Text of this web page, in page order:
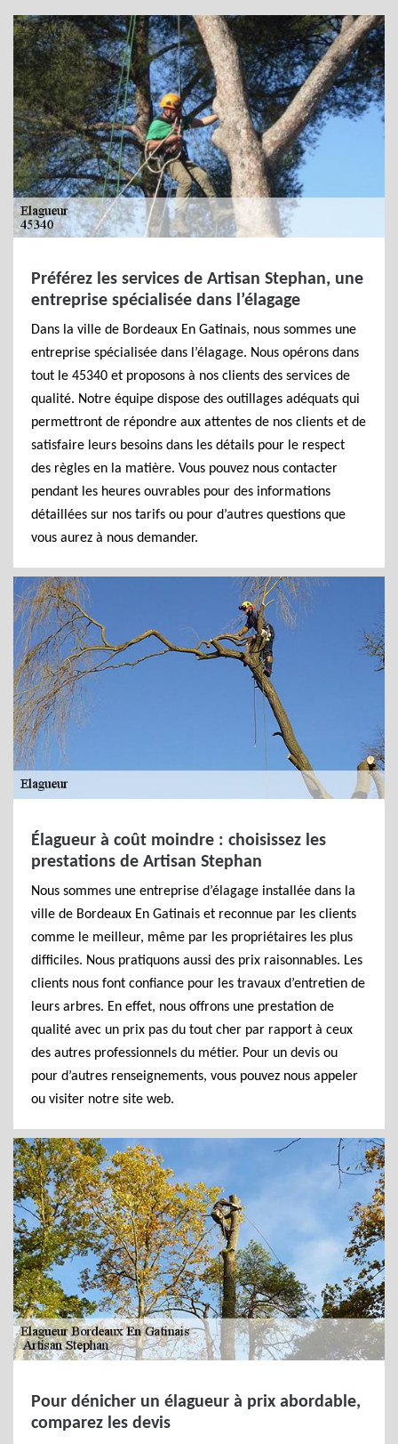
Préférez les services de Artisan Stephan, une
entreprise spécialisée dans l’élagage
Dans la ville de Bordeaux En Gatinais, nous sommes une
entreprise spécialisée dans l’élagage. Nous opérons dans
tout le 45340 et proposons à nos clients des services de
qualité. Notre équipe dispose des outillages adéquats qui
permettront de répondre aux attentes de nos clients et de
satisfaire leurs besoins dans les détails pour le respect
des règles en la matière. Vous pouvez nous contacter
pendant les heures ouvrables pour des informations
détaillées sur nos tarifs ou pour d’autres questions que
vous aurez à nous demander.
Élagueur à coût moindre : choisissez les
prestations de Artisan Stephan
Nous sommes une entreprise d’élagage installée dans la
ville de Bordeaux En Gatinais et reconnue par les clients
comme le meilleur, même par les propriétaires les plus
difficiles. Nous pratiquons aussi des prix raisonnables. Les
clients nous font confiance pour les travaux d’entretien de
leurs arbres. En effet, nous offrons une prestation de
qualité avec un prix pas du tout cher par rapport à ceux
des autres professionnels du métier. Pour un devis ou
pour d’autres renseignements, vous pouvez nous appeler
ou visiter notre site web.
Pour dénicher un élagueur à prix abordable,
comparez les devis